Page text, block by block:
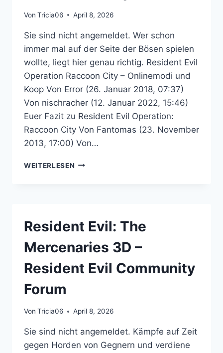
Von Tricia06 April 8, 2026
Sie sind nicht angemeldet. Wer schon
immer mal auf der Seite der Bösen spielen
wollte, liegt hier genau richtig. Resident Evil
Operation Raccoon City – Onlinemodi und
Koop Von Error (26. Januar 2018, 07:37)
Von nischracher (12. Januar 2022, 15:46)
Euer Fazit zu Resident Evil Operation:
Raccoon City Von Fantomas (23. November
2013, 17:00) Von…
WEITERLESEN RESIDENT
RESIDENT
COMMUNITY
Resident Evil: The
Mercenaries 3D –
Resident Evil Community
Forum
Von Tricia06 April 8, 2026
Sie sind nicht angemeldet. Kämpfe auf Zeit
gegen Horden von Gegnern und verdiene